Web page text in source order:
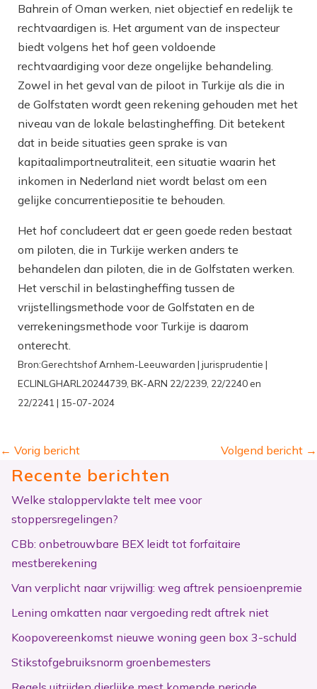
Bahrein of Oman werken, niet objectief en redelijk te
rechtvaardigen is. Het argument van de inspecteur
biedt volgens het hof geen voldoende
rechtvaardiging voor deze ongelijke behandeling.
Zowel in het geval van de piloot in Turkije als die in
de Golfstaten wordt geen rekening gehouden met het
niveau van de lokale belastingheffing. Dit betekent
dat in beide situaties geen sprake is van
kapitaalimportneutraliteit, een situatie waarin het
inkomen in Nederland niet wordt belast om een
gelijke concurrentiepositie te behouden.
Het hof concludeert dat er geen goede reden bestaat
om piloten, die in Turkije werken anders te
behandelen dan piloten, die in de Golfstaten werken.
Het verschil in belastingheffing tussen de
vrijstellingsmethode voor de Golfstaten en de
verrekeningsmethode voor Turkije is daarom
onterecht.
Bron:Gerechtshof Arnhem-Leeuwarden | jurisprudentie |
ECLINLGHARL20244739, BK-ARN 22/2239, 22/2240 en
22/2241 | 15-07-2024
← Vorig bericht Volgend bericht →
Recente berichten
Welke staloppervlakte telt mee voor
stoppersregelingen?
CBb: onbetrouwbare BEX leidt tot forfaitaire
mestberekening
Van verplicht naar vrijwillig: weg aftrek pensioenpremie
Lening omkatten naar vergoeding redt aftrek niet
Koopovereenkomst nieuwe woning geen box 3-schuld
Stikstofgebruiksnorm groenbemesters